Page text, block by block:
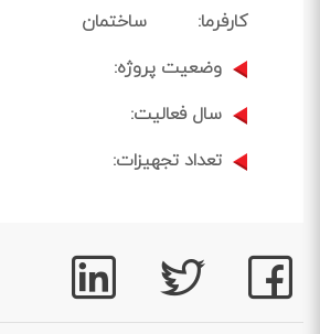
کارفرما:
ساختمان
وضعیت پروژه:
سال فعالیت:
تعداد تجهیزات: